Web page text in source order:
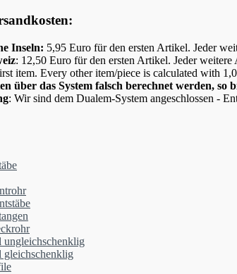
Inseln: 5,95 Euro für den ersten Artikel. Jeder
: 12,50 Euro für den ersten Artikel. Jeder
item. Every other item/piece is calculated with
über das System falsch berechnet werden,
: Wir sind dem Dualem-System angeschlossen -